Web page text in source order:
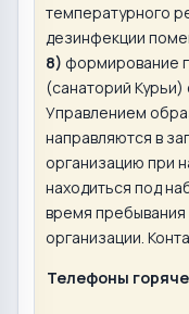
температурного
дезинфекции
8) формирование
(санаторий
Управлением
направляются в
организацию при
находиться под
время
организации.
Телефоны